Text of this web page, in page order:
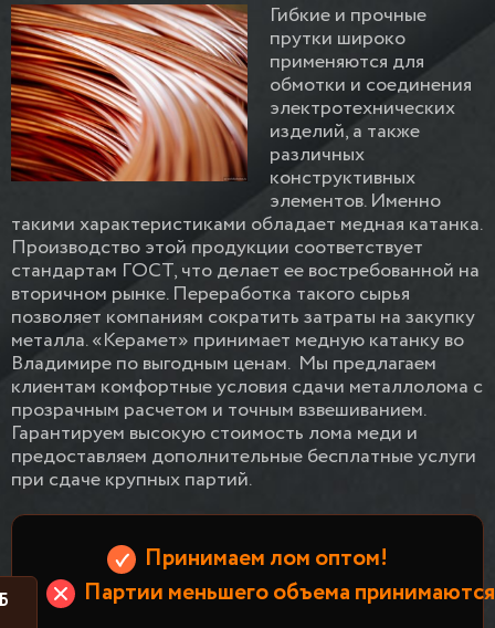
Гибкие и прочные
прутки широко
применяются для
обмотки и соединения
электротехнических
изделий, а также
различных
конструктивных
элементов. Именно
такими характеристиками обладает медная катанка.
Производство этой продукции соответствует
стандартам ГОСТ, что делает ее востребованной на
вторичном рынке. Переработка такого сырья
позволяет компаниям сократить затраты на закупку
металла. «Керамет» принимает медную катанку во
Владимире по выгодным ценам. Мы предлагаем
клиентам комфортные условия сдачи металлолома с
прозрачным расчетом и точным взвешиванием.
Гарантируем высокую стоимость лома меди и
предоставляем дополнительные бесплатные услуги
при сдаче крупных партий.
Принимаем лом оптом!
Партии меньшего объема